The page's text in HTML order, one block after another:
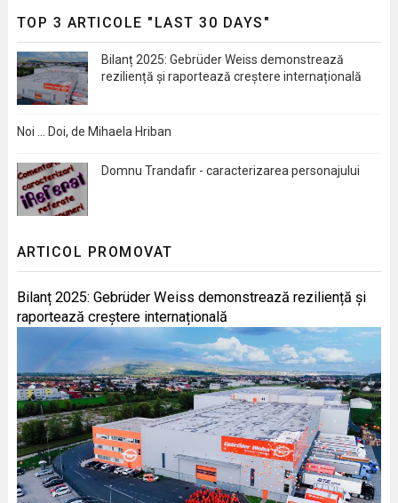
TOP 3 ARTICOLE "LAST 30 DAYS"
Bilanț 2025: Gebrüder Weiss demonstrează
reziliență și raportează creștere internațională
Noi … Doi, de Mihaela Hriban
Domnu Trandafir - caracterizarea personajului
ARTICOL PROMOVAT
Bilanț 2025: Gebrüder Weiss demonstrează reziliență și
raportează creștere internațională